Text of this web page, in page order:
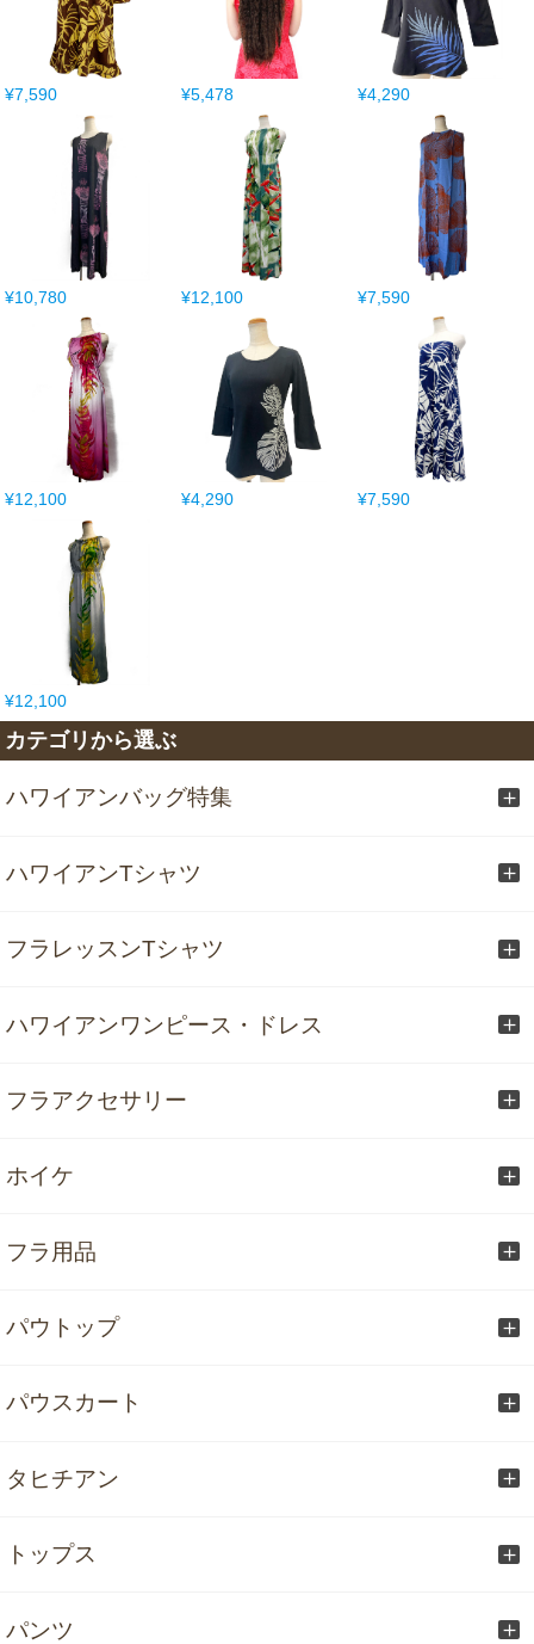
¥7,590 ¥5,478 ¥4,290
¥10,780 ¥12,100 ¥7,590
¥12,100 ¥4,290 ¥7,590
¥12,100
カテゴリから選ぶ
ハワイアンバッグ特集
ハワイアンTシャツ
フラレッスンTシャツ
ハワイアンワンピース・ドレス
フラアクセサリー
ホイケ
フラ用品
パウトップ
パウスカート
タヒチアン
トップス
パンツ